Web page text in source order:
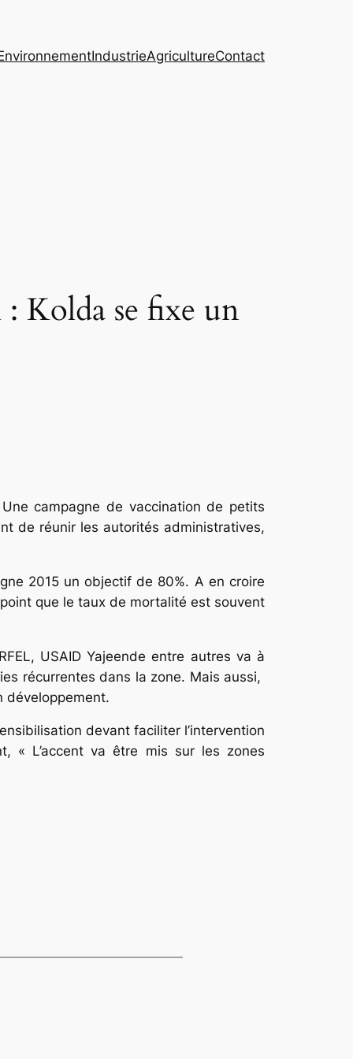
IndustrieAgricultureContact
Kolda se fixe un
campagne de vaccination de petits
de réunir les autorités administratives,
2015 un objectif de 80%. A en croire
que le taux de mortalité est souvent
USAID Yajeende entre autres va à
récurrentes dans la zone. Mais aussi,
développement.
devant faciliter l’intervention
« L’accent va être mis sur les zones